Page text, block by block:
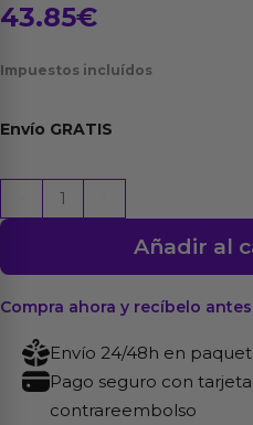
43.85€
Impuestos incluídos
Envío GRATIS
Huevo
con
App
cantidad
Añadir al
Compra ahora y recíbelo
Envío 24/48h en
Pago seguro con
contrareembolso